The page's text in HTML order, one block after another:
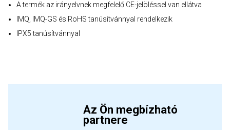
A termék az irányelvnek megfelelő CE-jelöléssel van ellátva
IMQ, IMQ-GS és RoHS tanúsítvánnyal rendelkezik
IPX5 tanúsítvánnyal
Az Ön megbízható
partnere